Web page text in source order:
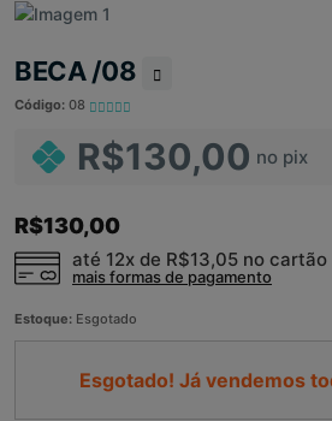
BECA /08
Código: 08
R$130,00 no pix
R$130,00
até 12x de R$13,05 no cartão
mais formas de pagamento
Estoque: Esgotado
Esgotado! Já vendemos